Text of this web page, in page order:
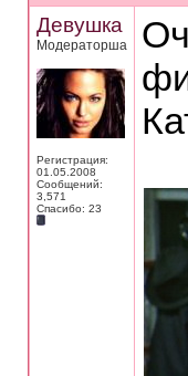
Девушка
Модераторша
Регистрация:
01.05.2008
Сообщений:
3,571
Спасибо: 23